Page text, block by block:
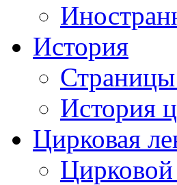
История
История
Цирковая
Цирковой